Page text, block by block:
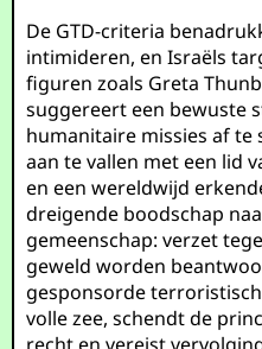
De GTD-criteria
intimideren, en Israëls
figuren zoals Greta
suggereert een bewuste
humanitaire missies af te
aan te vallen met een lid
en een wereldwijd
dreigende boodschap
gemeenschap: verzet
geweld worden
gesponsorde
volle zee, schendt de